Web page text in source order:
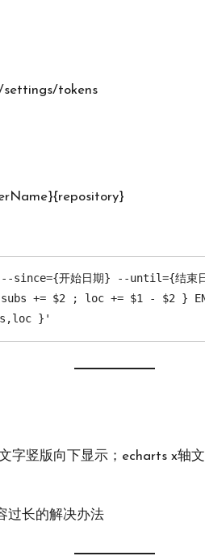
tokens
since={开始日期} --until={结
+= $2 ; loc += $1 - $2 }
}'
字竖版向下显示；echarts x轴
过长的解决办法